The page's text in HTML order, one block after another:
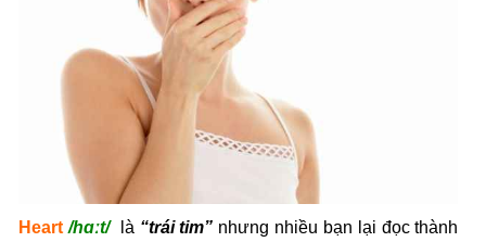
Heart /hɑːt/ là “trái tim” nhưng nhiều bạn lại đọc thành